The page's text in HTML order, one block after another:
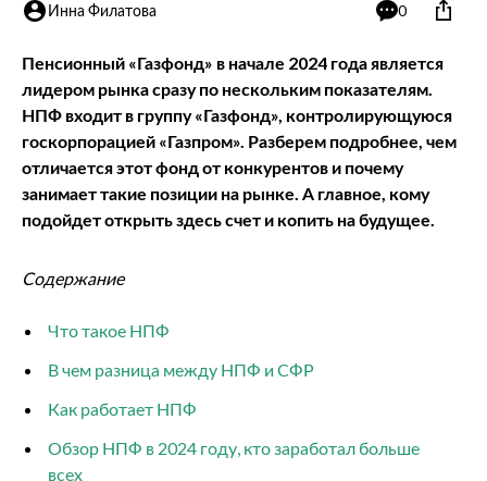
Инна Филатова 0
Пенсионный «Газфонд» в начале 2024 года является
лидером рынка сразу по нескольким показателям.
НПФ входит в группу «Газфонд», контролирующуюся
госкорпорацией «Газпром». Разберем подробнее, чем
отличается этот фонд от конкурентов и почему
занимает такие позиции на рынке. А главное, кому
подойдет открыть здесь счет и копить на будущее.
Содержание
Что такое НПФ
В чем разница между НПФ и СФР
Как работает НПФ
Обзор НПФ в 2024 году, кто заработал больше
всех